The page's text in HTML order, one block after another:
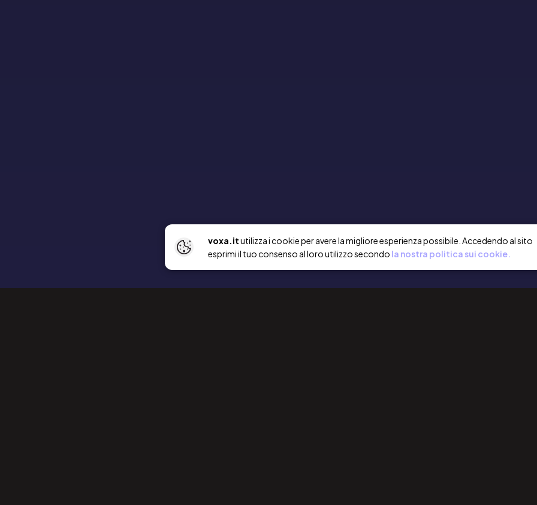
voxa.itutilizza i cookie per avere la migliore esperienza possibile. Accedendo al sito
esprimi il tuo consenso al loro utilizzo secondo la nostra politica sui cookie.